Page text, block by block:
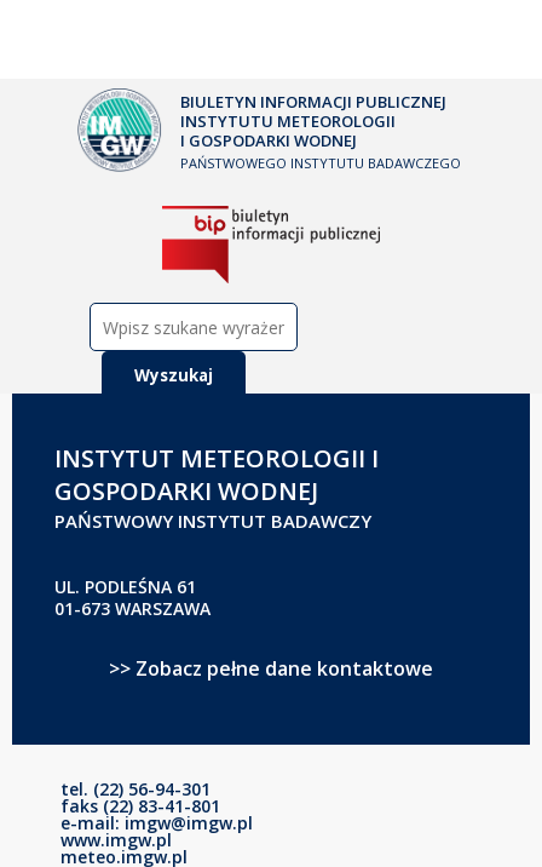
BIULETYN INFORMACJI PUBLICZNEJ
INSTYTUTU METEOROLOGII
I GOSPODARKI WODNEJ
PAŃSTWOWEGO INSTYTUTU BADAWCZEGO
INSTYTUT METEOROLOGII I
GOSPODARKI WODNEJ
PAŃSTWOWY INSTYTUT BADAWCZY
UL. PODLEŚNA 61
01-673 WARSZAWA
>> Zobacz pełne dane kontaktowe
tel. (22) 56-94-301
faks (22) 83-41-801
e-mail: imgw@imgw.pl
www.imgw.pl
meteo.imgw.pl